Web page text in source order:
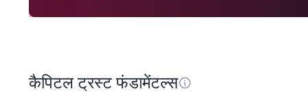
कैपिटल ट्रस्ट फंडामेंटल्स